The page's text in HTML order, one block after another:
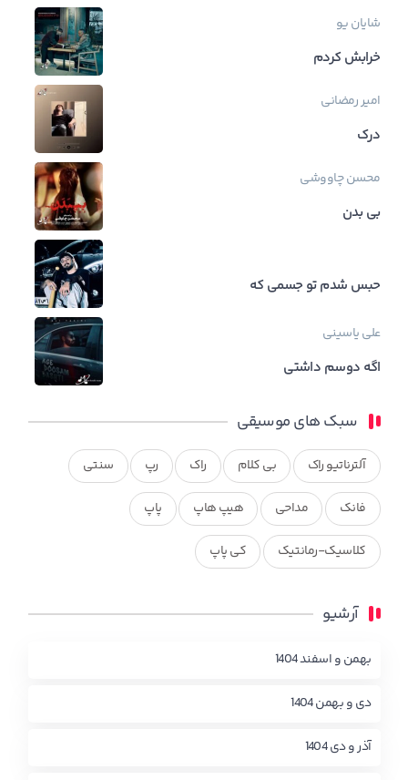
شایان یو
خرابش کردم
امیر رمضانی
درک
محسن چاووشی
بی بدن
حبس شدم تو جسمی که
علی یاسینی
اگه دوسم داشتی
سبک های موسیقی
آلترناتیو راک بی کلام راک رپ سنتی
فانک مداحی هیپ هاپ پاپ
کلاسیک-رمانتیک کی پاپ
آرشیو
بهمن و اسفند 1404
دی و بهمن 1404
آذر و دی 1404